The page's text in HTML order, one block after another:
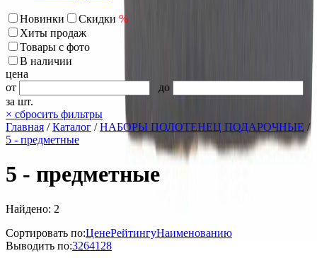
Новинки Скидки %
Хиты продаж
Товары с фото
В наличии
цена
от
до
за шт.
× сбросить фильтры
Главная /Каталог /НАБОРЫ ПОЛОТЕНЕЦ ПОДАРОЧНЫЕ /
5 - предметные
5 - предметные
Найдено: 2
Сортировать по:ЦенеРейтингуНаименованию
Выводить по:3264128